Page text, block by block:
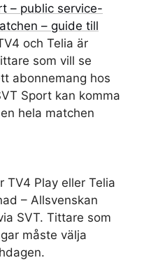
– public service-
– guide till
och Telia är
som vill se
abonnemang hos
Sport kan komma
hela matchen
TV4 Play eller Telia
– Allsvenskan
SVT. Tittare som
måste välja